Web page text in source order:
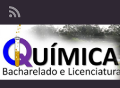
Search for: